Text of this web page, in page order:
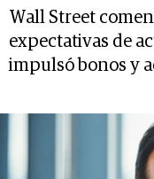
Wall Street
expectativas de
impulsó bonos y